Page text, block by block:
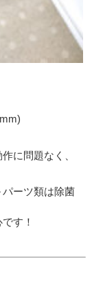
に問題なく、
ーツ類は除菌
す！